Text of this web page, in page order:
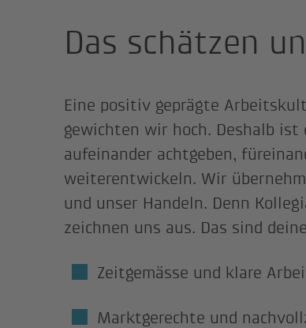
Das schätzen
Eine positiv geprägte
gewichten wir hoch. Deshalb
aufeinander achtgeben,
weiterentwickeln. Wir
und unser Handeln. Denn
zeichnen uns aus. Das sind
Zeitgemässe und klare
Marktgerechte und